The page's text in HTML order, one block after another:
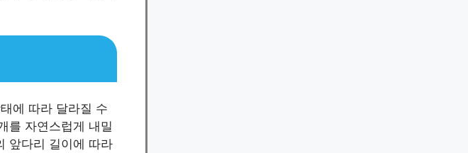
에 따라 달라질 수
를 자연스럽게 내밀
앞다리 길이에 따라